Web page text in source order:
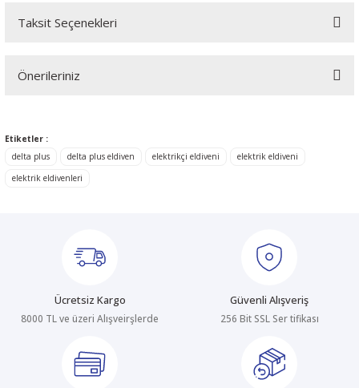
Bu ürüne ilk yorumu siz yapın!
Taksit Seçenekleri
Önerileriniz
tarafımıza iletebilirsiniz.
Görüş ve önerileriniz için teşekkür ederiz.
Ürün fiyatı diğer sitelerden daha pahalı.
Etiketler :
delta plus
delta plus eldiven elektrikçi eldiveni
elektrik eldiveni
elektrik eldivenleri
Ücretsiz Kargo
8000 TL ve üzeri Alışveirşlerde
Güvenli Alışveriş
256 Bit SSL Ser tifikası